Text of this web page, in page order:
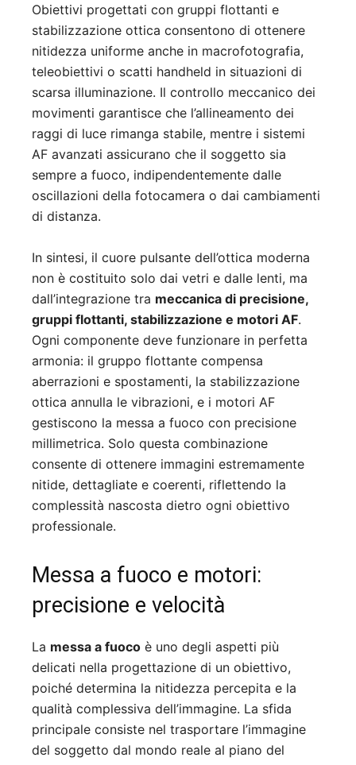
Obiettivi progettati con gruppi flottanti e
stabilizzazione ottica consentono di ottenere
nitidezza uniforme anche in macrofotografia,
teleobiettivi o scatti handheld in situazioni di
scarsa illuminazione. Il controllo meccanico dei
movimenti garantisce che l’allineamento dei
raggi di luce rimanga stabile, mentre i sistemi
AF avanzati assicurano che il soggetto sia
sempre a fuoco, indipendentemente dalle
oscillazioni della fotocamera o dai cambiamenti
di distanza.
In sintesi, il cuore pulsante dell’ottica moderna
non è costituito solo dai vetri e dalle lenti, ma
dall’integrazione tra meccanica di precisione,
gruppi flottanti, stabilizzazione e motori AF.
Ogni componente deve funzionare in perfetta
armonia: il gruppo flottante compensa
aberrazioni e spostamenti, la stabilizzazione
ottica annulla le vibrazioni, e i motori AF
gestiscono la messa a fuoco con precisione
millimetrica. Solo questa combinazione
consente di ottenere immagini estremamente
nitide, dettagliate e coerenti, riflettendo la
complessità nascosta dietro ogni obiettivo
professionale.
Messa a fuoco e motori:
precisione e velocità
La messa a fuoco è uno degli aspetti più
delicati nella progettazione di un obiettivo,
poiché determina la nitidezza percepita e la
qualità complessiva dell’immagine. La sfida
principale consiste nel trasportare l’immagine
del soggetto dal mondo reale al piano del